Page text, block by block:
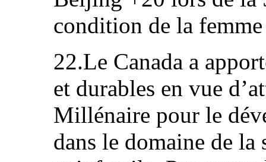
condition de la
22.Le Canada a
et durables en vue
Millénaire pour le
dans le domaine de la